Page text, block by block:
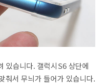
있습니다. 갤럭시S6 상단에
춰서 무늬가 들어가 있습니다.